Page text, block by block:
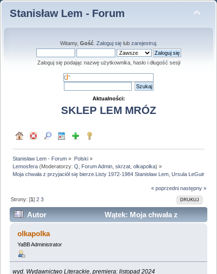
Stanisław Lem - Forum
Witamy, Gość. Zaloguj sięlub zarejestruj.
Zaloguj się podając nazwę użytkownika, hasło i długość sesji
Aktualności:
SKLEP LEM MRÓZ
Stanisław Lem - Forum » Polski»
Lemosfera (Moderatorzy:Q Forum Admin ,skrzat ,olkapolka) »
Moja chwała z przyjaciół się bierze.Listy 1972-1984 Stanisław Lem, Ursula LeGuin
« poprzedni następny »
DRUKUJ
Strony: [1]2 3
Autor
Wątek: Moja chwała z
przyjaciół się bierze.Listy 1972-1984 Stanisław Lem,
Ursula LeGuin (Przeczytany 116644 razy)
olkapolka
YaBB Administrator
wyd. Wydawnictwo Literackie, premiera: listopad 2024